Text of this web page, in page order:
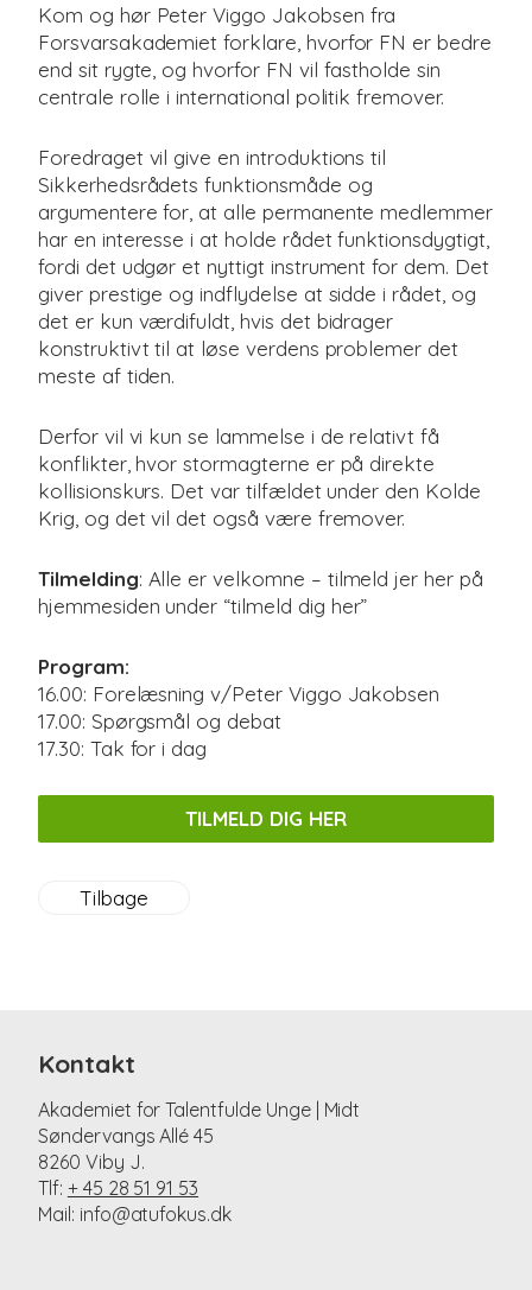
Kom og hør Peter Viggo Jakobsen fra
Forsvarsakademiet forklare, hvorfor FN er bedre
end sit rygte, og hvorfor FN vil fastholde sin
centrale rolle i international politik fremover.
Foredraget vil give en introduktions til
Sikkerhedsrådets funktionsmåde og
argumentere for, at alle permanente medlemmer
har en interesse i at holde rådet funktionsdygtigt,
fordi det udgør et nyttigt instrument for dem. Det
giver prestige og indflydelse at sidde i rådet, og
det er kun værdifuldt, hvis det bidrager
konstruktivt til at løse verdens problemer det
meste af tiden.
Derfor vil vi kun se lammelse i de relativt få
konflikter, hvor stormagterne er på direkte
kollisionskurs. Det var tilfældet under den Kolde
Krig, og det vil det også være fremover.
Tilmelding: Alle er velkomne – tilmeld jer her på
hjemmesiden under “tilmeld dig her”
Program:
16.00: Forelæsning v/Peter Viggo Jakobsen
17.00: Spørgsmål og debat
17.30: Tak for i dag
TILMELD DIG HER
Tilbage
Kontakt
Akademiet for Talentfulde Unge | Midt
Søndervangs Allé 45
8260 Viby J.
Tlf: + 45 28 51 91 53
Mail: info@atufokus.dk